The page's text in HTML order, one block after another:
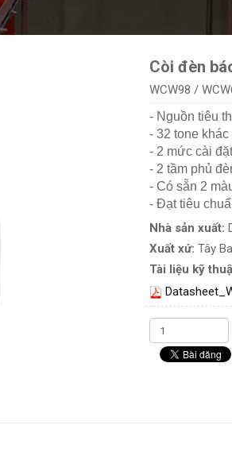
Còi đèn
WCW98 /
- Nguồn tiêu
- 32 tone
- 2 mức cài
- 2 tầm phủ
- Có sẵn 2
- Đạt tiêu
Nhà sản xuất:
Xuất xứ: Tây
Tài liệu kỹ